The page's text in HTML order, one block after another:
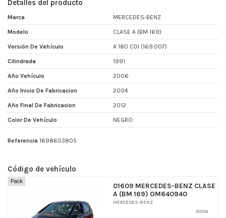
Detalles del producto
Marca MERCEDES-BENZ
Modelo CLASE A (BM 169)
Versión De Vehículo A 180 CDI (169.007)
Cilindrada 1991
Año Vehículo 2006
Año Inicio De Fabricacion 2004
Año Final De Fabricacion 2012
Color De Vehículo NEGRO
Referencia 1698603805
Código de vehículo
Pack
01609 MERCEDES-BENZ CLASE
A (BM 169) OM640940
MERCEDES-BENZ
51204